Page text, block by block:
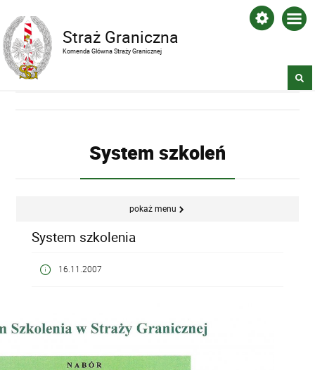
Straż Graniczna
Komenda Główna Straży Granicznej
System szkoleń
pokaż menu
System szkolenia
16.11.2007